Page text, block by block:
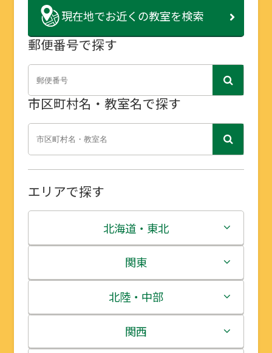
現在地でお近くの教室を検索
郵便番号で探す
市区町村名・教室名で探す
エリアで探す
北海道・東北
北海道
青森県
岩手県
関東
茨城県
栃木県
北陸・中部
新潟県
関西